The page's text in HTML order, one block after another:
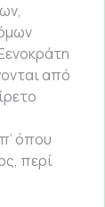
από
όπου
περί